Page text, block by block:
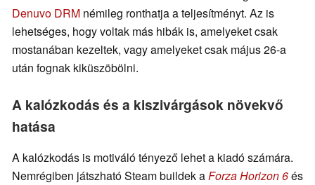
Denuvo DRM némileg ronthatja a teljesítményt. Az is
lehetséges, hogy voltak más hibák is, amelyeket csak
mostanában kezeltek, vagy amelyeket csak május 26-a
után fognak kiküszöbölni.
A kalózkodás és a kiszivárgások növekvő
hatása
A kalózkodás is motiváló tényező lehet a kiadó számára.
Nemrégiben játszható Steam buildek aForza Horizon 6és